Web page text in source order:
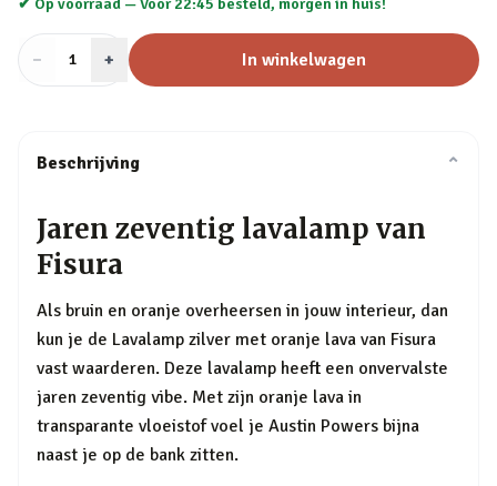
✔ Op voorraad —Voor 22:45 besteld, morgen in huis!
− Aantal
1 + In winkelwagen
Beschrijving ⌄
Jaren zeventig lavalamp van
Fisura
Als bruin en oranje overheersen in jouw interieur, dan
kun je de Lavalamp zilver met oranje lava van Fisura
vast waarderen. Deze lavalamp heeft een onvervalste
jaren zeventig vibe. Met zijn oranje lava in
transparante vloeistof voel je Austin Powers bijna
naast je op de bank zitten.